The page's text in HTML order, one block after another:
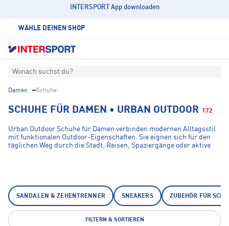
INTERSPORT App downloaden
WÄHLE DEINEN SHOP
Wonach suchst du?
Damen Schuhe
SCHUHE FÜR DAMEN • URBAN OUTDOOR 172
Urban Outdoor Schuhe für Damen verbinden modernen Alltagsstil
mit funktionalen Outdoor-Eigenschaften. Sie eignen sich für den
täglichen Weg durch die Stadt, Reisen, Spaziergänge oder aktive
SANDALEN & ZEHENTRENNER SNEAKERS ZUBEHÖR FÜR
FILTERN & SORTIEREN